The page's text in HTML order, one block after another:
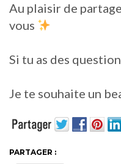
Au plaisir de
vous
Si tu as des
Je te souhaite un
PARTAGER :